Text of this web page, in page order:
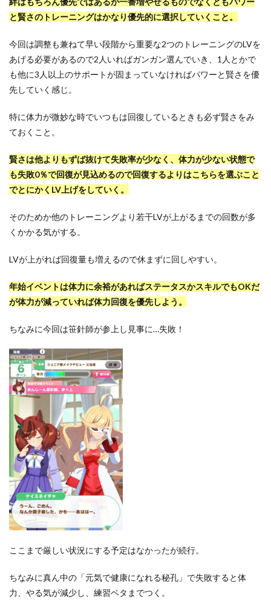
と賢さのトレーニングはかなり優先的に選択していくこと。
今回は調整も兼ねて早い段階から重要な2つのトレーニングのLVを
あげる必要があるので2人いればガンガン選んでいき、1人とかで
も他に3人以上のサポートが固まっていなければパワーと賢さを優
先していく感じ。
特に体力が微妙な時でいつもは回復しているときも必ず賢さをみ
ておくこと。
賢さは他よりもずば抜けて失敗率が少なく、体力が少ない状態で
も失敗0％で回復が見込めるので回復するよりはこちらを選ぶこと
でとにかくLV上げをしていく。
そのためか他のトレーニングより若干LVが上がるまでの回数が多
くかかる気がする。
LVが上がれば回復量も増えるので休まずに回しやすい。
年始イベントは体力に余裕があればステータスかスキルでもOKだ
が体力が減っていれば体力回復を優先しよう。
ちなみに今回は笹針師が参上し見事に…失敗！
ここまで厳しい状況にする予定はなかったが続行。
ちなみに真ん中の「元気で健康になれる秘孔」で失敗すると体
力、やる気が減少し、練習ベタまでつく。